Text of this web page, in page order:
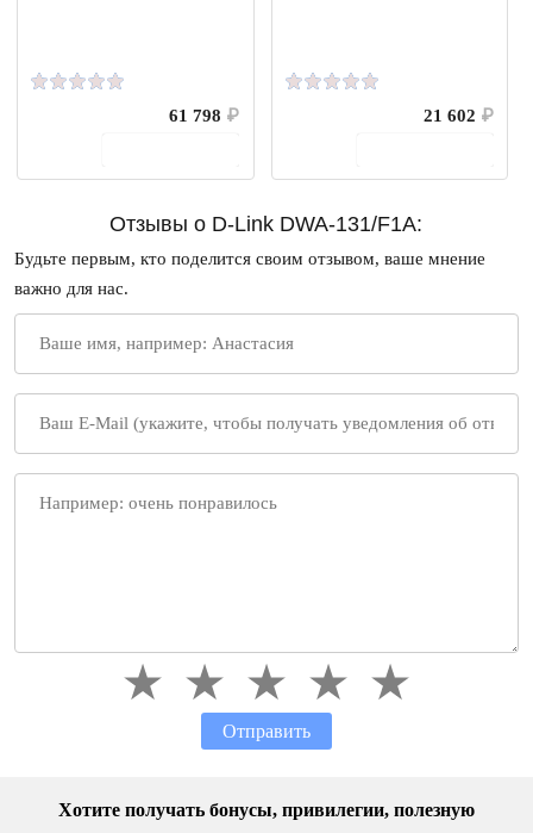
61 798 ₽
21 602 ₽
Отзывы о D-Link DWA-131/F1A:
Будьте первым, кто поделится своим отзывом, ваше мнение
важно для нас.
Отправить
Хотите получать бонусы, привилегии, полезную